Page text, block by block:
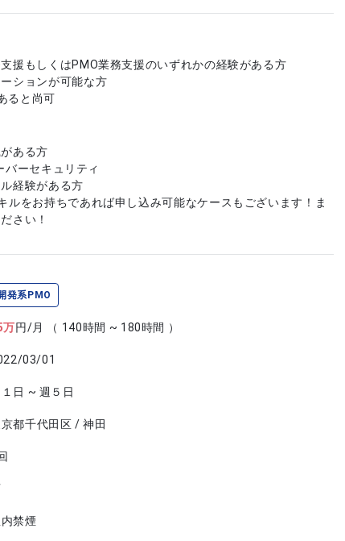
援もしくはPMO業務支援のいずれかの経験がある方
ションが可能な方
ると尚可
ある方
ーセキュリティ
経験がある方
ルをお持ちであれば申し込み可能なケースもございます！ま
さい！
発系PMO
万円/月 （ 140時間 ~ 180時間 ）
03/01
日 ~ 週５日
都千代田区 / 神田
禁煙